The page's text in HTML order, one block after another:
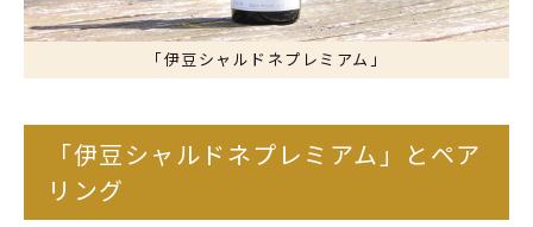
「伊豆シャルドネプレミアム」
「伊豆シャルドネプレミアム」とペア
リング